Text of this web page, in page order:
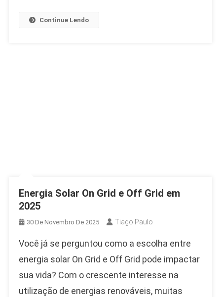
Continue Lendo
Energia Solar On Grid e Off Grid em
2025
30 De Novembro De 2025 Tiago Paulo
Você já se perguntou como a escolha entre
energia solar On Grid e Off Grid pode impactar
sua vida? Com o crescente interesse na
utilização de energias renováveis, muitas